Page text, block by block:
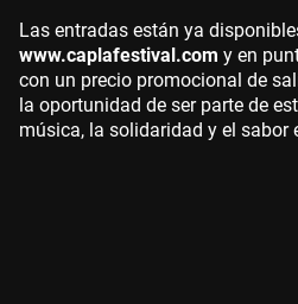
Las entradas están ya
www.caplafestival.com y en
con un precio promocional de
la oportunidad de ser parte de
música, la solidaridad y el sabor